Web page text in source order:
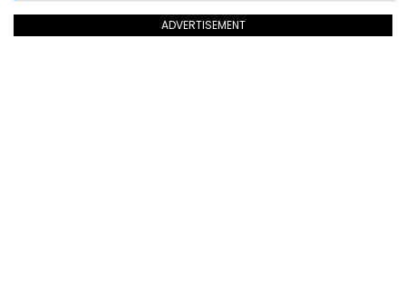
ADVERTISEMENT